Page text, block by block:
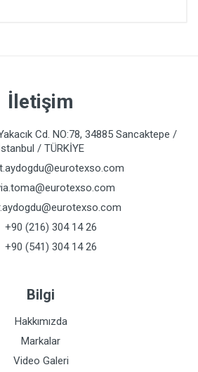
İletişim
Cd. NO:78, 34885 Sancaktepe /
/ TÜRKİYE
+90 (216) 304 14 26
+90 (541) 304 14 26
Bilgi
Hakkımızda
Markalar
Video Galeri